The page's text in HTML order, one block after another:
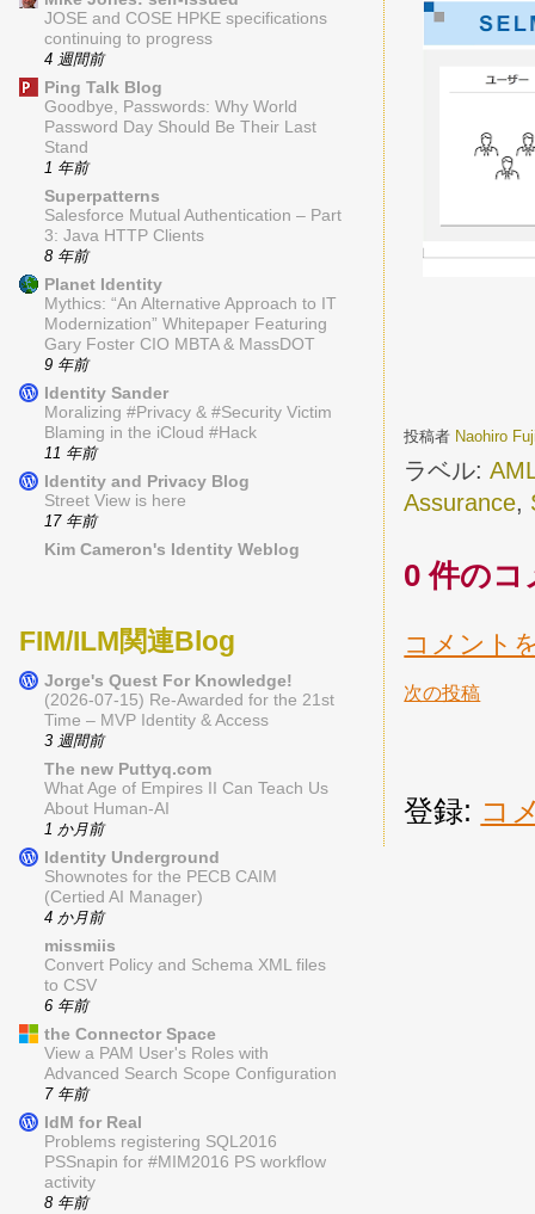
投稿者 Naohiro
ラベル:
Assurance,
0 件の
コメント
次の投稿
登録: コ
JOSE and COSE HPKE specifications
continuing to progress
4 週間前
Ping Talk Blog
Goodbye, Passwords: Why World
Password Day Should Be Their Last
Stand
1 年前
Superpatterns
Salesforce Mutual Authentication – Part
3: Java HTTP Clients
8 年前
Planet Identity
Mythics: “An Alternative Approach to IT
Modernization” Whitepaper Featuring
Gary Foster CIO MBTA & MassDOT
9 年前
Identity Sander
Moralizing #Privacy & #Security Victim
Blaming in the iCloud #Hack
11 年前
Identity and Privacy Blog
Street View is here
17 年前
Kim Cameron's Identity Weblog
FIM/ILM関連Blog
Jorge's Quest For Knowledge!
(2026-07-15) Re-Awarded for the 21st
Time – MVP Identity & Access
3 週間前
The new Puttyq.com
What Age of Empires II Can Teach Us
About Human-AI
1 か月前
Identity Underground
Shownotes for the PECB CAIM
(Certied AI Manager)
4 か月前
missmiis
Convert Policy and Schema XML files
to CSV
6 年前
the Connector Space
View a PAM User's Roles with
Advanced Search Scope Configuration
7 年前
IdM for Real
Problems registering SQL2016
PSSnapin for #MIM2016 PS workflow
activity
8 年前